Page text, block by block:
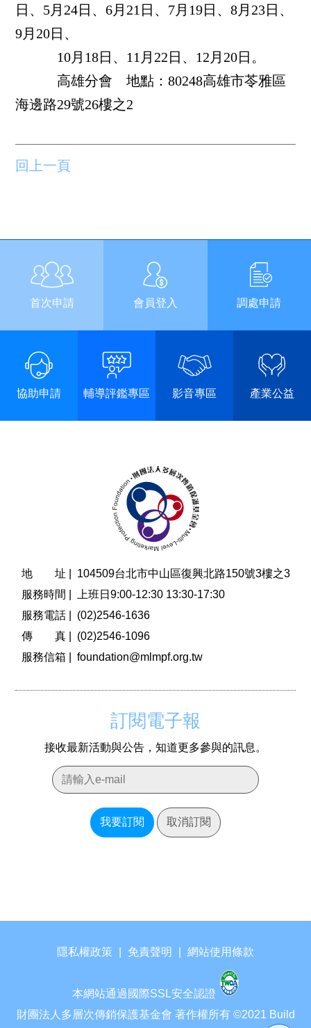
日、5月24日、6月21日、7月19日、8月23日、
9月20日、
10月18日、 11月22日、12月20日。
高雄分會 地點：80248高雄市苓雅區
海邊路29號26樓之2
回上一頁
首次申請 會員登入 調處申請
協助申請 輔導評鑑專區 影音專區 產業公益
地 址 |
104509台北市中山區復興北路150號3樓之3
服務時間 |
上班日9:00-12:30 13:30-17:30
服務電話 |
(02)2546-1636
傳 真 |
(02)2546-1096
服務信箱 |
foundation@mlmpf.org.tw
訂閱電子報
接收最新活動與公告，知道更多參與的訊息。
我要訂閱 取消訂閱
隱私權政策 免責聲明 網站使用條款
本網站通過國際SSL安全認證
財團法人多層次傳銷保護基金會 著作權所有 ©2021 Build